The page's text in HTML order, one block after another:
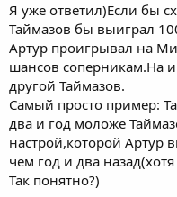
Я уже ответил)Если бы
Таймазов бы выиграл
Артур проигрывал на
шансов соперникам.На
другой Таймазов.
Самый просто пример:
два и год моложе
настрой,которой Артур
чем год и два
Так понятно?)